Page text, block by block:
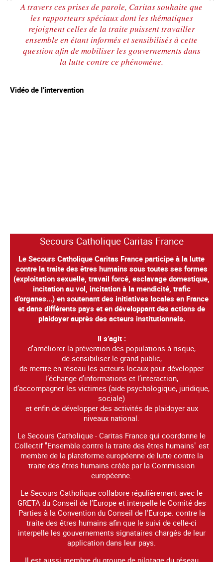
A travers ces prises de parole, Caritas souhaite que
les rapporteurs spéciaux dont les thématiques
rejoignent celles de la traite puissent travailler
ensemble en étant informés et sensibilisés à cette
question afin de mobiliser les gouvernements dans
la lutte contre ce phénomène.
Vidéo de l’intervention
Secours Catholique Caritas France
Le Secours Catholique Caritas France participe à la lutte
contre la traite des êtres humains sous toutes ses formes
(exploitation sexuelle, travail forcé, esclavage domestique,
incitation au vol, incitation à la mendicité, trafic
d’organes...) en soutenant des initiatives locales en France
et dans différents pays et en développant des actions de
plaidoyer auprès des acteurs institutionnels.
Il s’agit :
d’améliorer la prévention des populations à risque,
de sensibiliser le grand public,
de mettre en réseau les acteurs locaux pour développer
l’échange d’informations et l’interaction,
d’accompagner les victimes (aide psychologique, juridique,
sociale)
et enfin de développer des activités de plaidoyer aux
niveaux national.
Le Secours Catholique - Caritas France qui coordonne le
Collectif "Ensemble contre la traite des êtres humains" est
membre de la plateforme européenne de lutte contre la
traite des êtres humains créée par la Commission
européenne.
Le Secours Catholique collabore régulièrement avec le
GRETA du Conseil de l’Europe et interpelle le Comité des
Parties à la Convention du Conseil de l'Europe. contre la
traite des êtres humains afin que le suivi de celle-ci
interpelle les gouvernements signataires chargés de leur
application dans leur pays.
Il est aussi membre du groupe de pilotage du réseau